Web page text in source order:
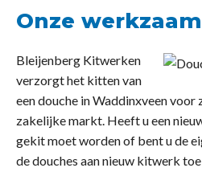
Onze
Bleijenberg Kitwerken
verzorgt het kitten van
een douche in Waddinxveen
zakelijke markt. Heeft u een
gekit moet worden of bent u de
de douches aan nieuw kitwerk